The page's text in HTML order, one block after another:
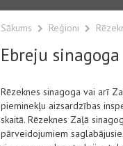
Sākums Reģioni
Ebreju sinagoga
Rēzeknes sinagoga vai arī
pieminekļu aizsardzības
skaitā. Rēzeknes Zaļā
pārveidojumiem